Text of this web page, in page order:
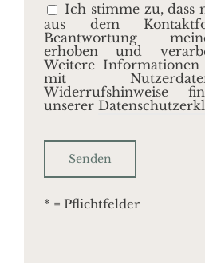
Ich stimme zu, dass
aus dem
Beantwortung
erhoben und
Weitere
mit
Widerrufshinweise
unserer
* = Pflichtfelder